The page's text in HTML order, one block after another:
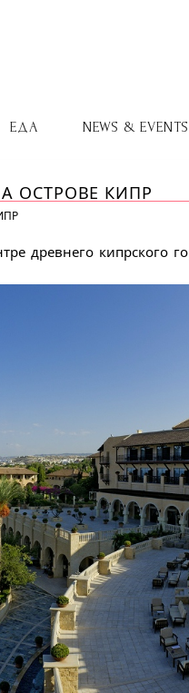
ЕДА
NEWS & EVENTS
ОСТРОВЕ КИПР
древнего кипрского